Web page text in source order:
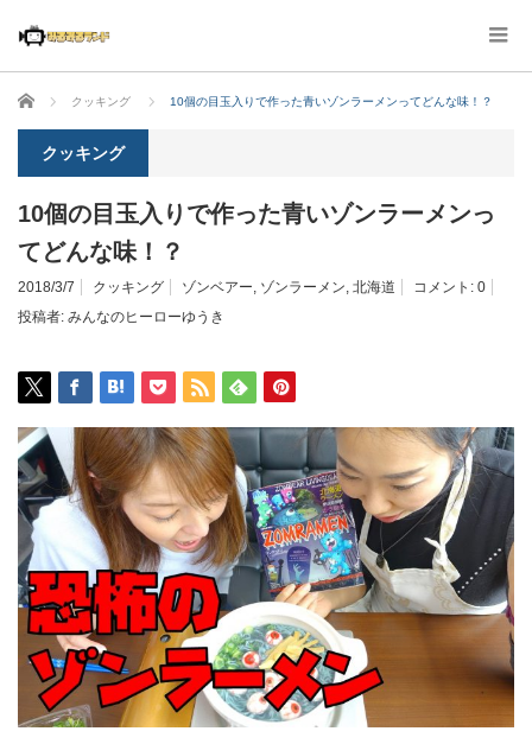
ホーム クッキング 10個の目玉入りで作った青いゾンラーメンってどんな味！？
クッキング
10個の目玉入りで作った青いゾンラーメンっ
てどんな味！？
2018/3/7 クッキング ゾンベアー, ゾンラーメン, 北海道 コメント: 0
投稿者: みんなのヒーローゆうき